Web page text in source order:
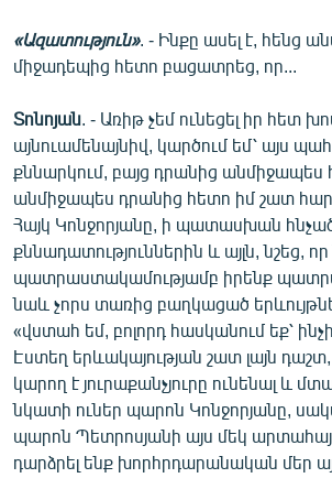
«Ազատություն». - Ինքը ասել է, հենց
միջադեպից հետո բացատրեց, որ...
Տոնոյան . - Առիթ չեմ ունեցել իր հետ
այնուամենայնիվ, կարծում եմ՝ այս
քննարկում, բայց դրանից անմիջապես
անմիջապես դրանից հետո իմ շատ
Հայկ Կոնջորյանը, ի պատասխան
քննադատություններին և այլն, նշեց, որ
պատրաստակամությամբ իրենք
նաև չորս տառից բաղկացած
«վստահ եմ, բոլորդ հասկանում եք՝
Էստեղ երևակայության շատ լայն դաշտ,
կարող է յուրաքանչյուրը ունենալ և
նկատի ուներ պարոն Կոնջորյանը,
պարոն Պետրոսյանի այս մեկ
դարձրել ենք խորհրդարանական մեր